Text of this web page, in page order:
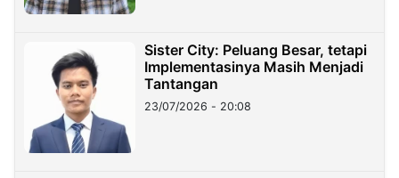
Sister City: Peluang Besar, tetapi
Implementasinya Masih Menjadi
Tantangan
23/07/2026 - 20:08